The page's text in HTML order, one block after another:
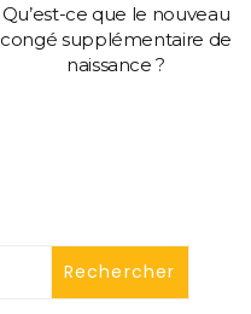
Qu’est-ce que le nouveau
congé supplémentaire de
naissance ?